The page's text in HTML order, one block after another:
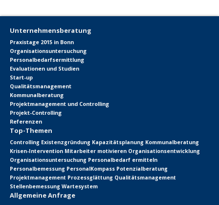
Unternehmensberatung
Praxistage 2015 in Bonn
Organisationsuntersuchung
Personalbedarfsermittlung
Evaluationen und Studien
Start-up
Qualitätsmanagement
Kommunalberatung
Projektmanagement und Controlling
Projekt-Controlling
Referenzen
Top-Themen
Controlling Existenzgründung Kapazitätsplanung Kommunalberatung
Krisen-Intervention Mitarbeiter motivieren Organisationsentwicklung
Organisationsuntersuchung Personalbedarf ermitteln
Personalbemessung PersonalKompass Potenzialberatung
Projektmanagement Prozessglättung Qualitätsmanagement
Stellenbemessung Wartesystem
Allgemeine Anfrage